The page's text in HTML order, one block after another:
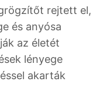
rejtett el,
és anyósa
az életét
lényege
akarták